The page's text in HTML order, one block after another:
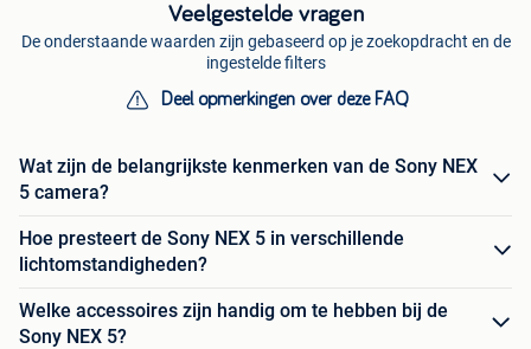
Veelgestelde vragen
De onderstaande waarden zijn gebaseerd op je zoekopdracht en de
ingestelde filters
Deel opmerkingen over deze FAQ
Wat zijn de belangrijkste kenmerken van de Sony NEX
5 camera?
Hoe presteert de Sony NEX 5 in verschillende
lichtomstandigheden?
Welke accessoires zijn handig om te hebben bij de
Sony NEX 5?